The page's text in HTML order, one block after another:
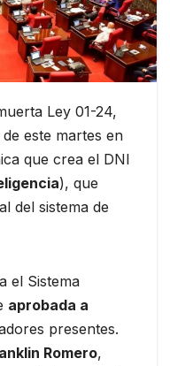
Ley 01-24,
este martes en
que crea el DNI
), que
del sistema de
el Sistema
aprobada a
presentes.
Romero,